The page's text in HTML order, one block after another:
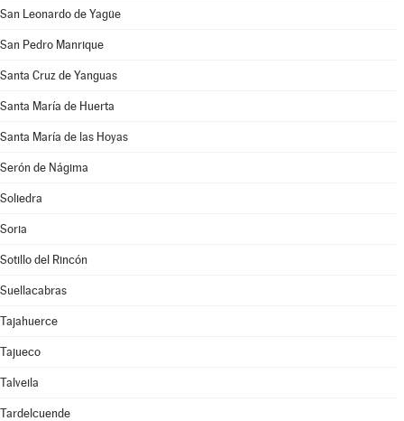
San Leonardo de Yagüe
San Pedro Manrique
Santa Cruz de Yanguas
Santa María de Huerta
Santa María de las Hoyas
Serón de Nágima
Soliedra
Soria
Sotillo del Rincón
Suellacabras
Tajahuerce
Tajueco
Talveila
Tardelcuende